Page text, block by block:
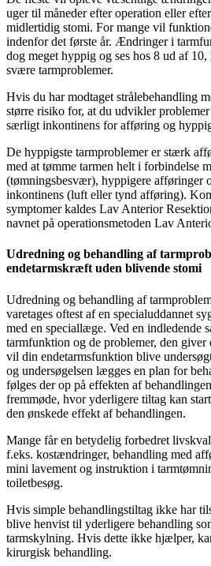
uger til måneder efter operation eller
midlertidig stomi. For mange vil
indenfor det første år. Ændringer i
dog meget hyppig og ses hos 8 ud af
svære tarmproblemer.
Hvis du har modtaget strålebehandling
større risiko for, at du udvikler
særligt inkontinens for afføring og
De hyppigste tarmproblemer er stærk
med at tømme tarmen helt i forbindelse
(tømningsbesvær), hyppigere afføringer
inkontinens (luft eller tynd afføring).
symptomer kaldes Lav Anterior
navnet på operationsmetoden Lav
Udredning og behandling af
endetarmskræft uden blivende stomi
Udredning og behandling af
varetages oftest af en specialuddannet
med en speciallæge. Ved en indledende
tarmfunktion og de problemer, den giver
vil din endetarmsfunktion blive
og undersøgelsen lægges en plan for
følges der op på effekten af
fremmøde, hvor yderligere tiltag kan
den ønskede effekt af behandlingen.
Mange får en betydelig forbedret
f.eks. kostændringer, behandling med
mini lavement og instruktion i
toiletbesøg.
Hvis simple behandlingstiltag ikke har
blive henvist til yderligere behandling
tarmskylning. Hvis dette ikke hjælper,
kirurgisk behandling.